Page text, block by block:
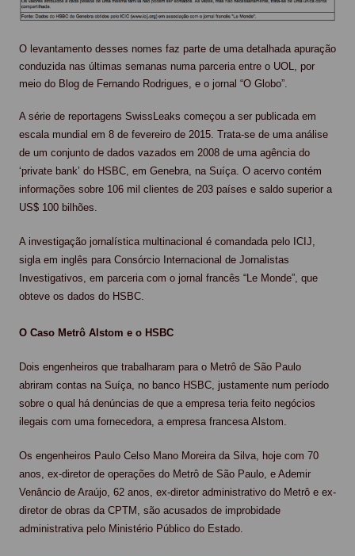
O levantamento desses nomes faz parte de uma detalhada apuração
conduzida nas últimas semanas numa parceria entre o UOL, por
meio do Blog de Fernando Rodrigues, e o jornal “O Globo”.
A série de reportagens SwissLeaks começou a ser publicada em
escala mundial em 8 de fevereiro de 2015. Trata-se de uma análise
de um conjunto de dados vazados em 2008 de uma agência do
‘private bank’ do HSBC, em Genebra, na Suíça. O acervo contém
informações sobre 106 mil clientes de 203 países e saldo superior a
US$ 100 bilhões.
A investigação jornalística multinacional é comandada pelo ICIJ,
sigla em inglês para Consórcio Internacional de Jornalistas
Investigativos, em parceria com o jornal francês “Le Monde”, que
obteve os dados do HSBC.
O Caso Metrô Alstom e o HSBC
Dois engenheiros que trabalharam para o Metrô de São Paulo
abriram contas na Suíça, no banco HSBC, justamente num período
sobre o qual há denúncias de que a empresa teria feito negócios
ilegais com uma fornecedora, a empresa francesa Alstom.
Os engenheiros Paulo Celso Mano Moreira da Silva, hoje com 70
anos, ex-diretor de operações do Metrô de São Paulo, e Ademir
Venâncio de Araújo, 62 anos, ex-diretor administrativo do Metrô e ex-
diretor de obras da CPTM, são acusados de improbidade
administrativa pelo Ministério Público do Estado.